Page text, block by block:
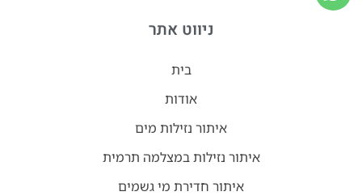
ניווט אתר
בית
אודות
איתור נזילות מים
איתור נזילות במצלמה תרמית
איתור חדירת מי גשמים